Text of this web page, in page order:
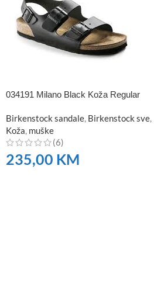
034191 Milano Black Koža Regular
Birkenstock sandale, Birkenstock sve,
Koža, muške
(6)
235,00 KM